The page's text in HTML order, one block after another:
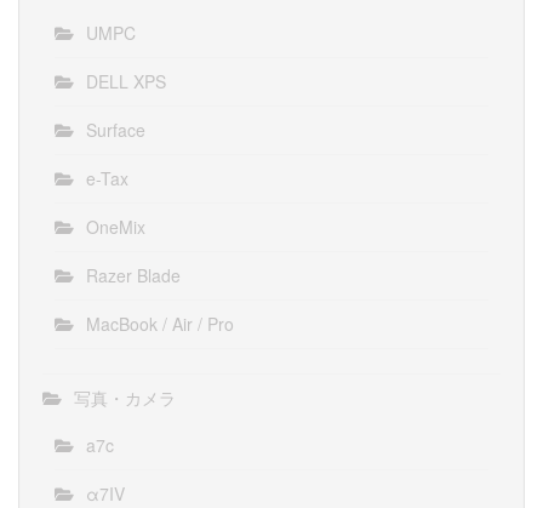
UMPC
DELL XPS
Surface
e-Tax
OneMix
Razer Blade
MacBook / Air / Pro
写真・カメラ
a7c
α7IV